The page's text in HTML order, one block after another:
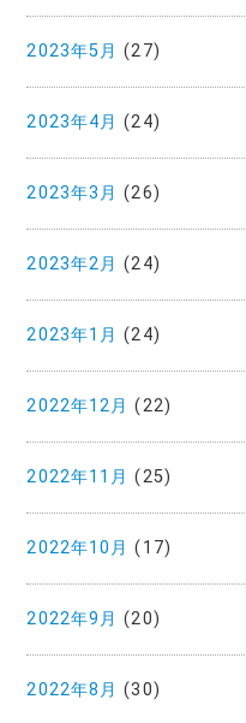
2023年5月 (27)
2023年4月 (24)
2023年3月 (26)
2023年2月 (24)
2023年1月 (24)
2022年12月 (22)
2022年11月 (25)
2022年10月 (17)
2022年9月 (20)
2022年8月 (30)